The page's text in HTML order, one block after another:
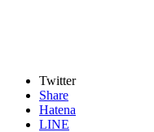
Twitter
Share
Hatena
LINE